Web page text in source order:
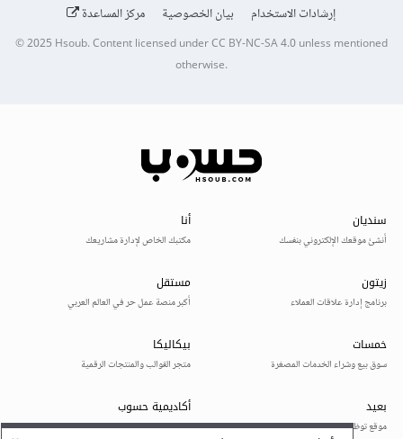
إرشادات الاستخدام
بيان الخصوصية مركز المساعدة
© 2025Hsoub.Content licensed underCC BY-NC-SA 4.0unless mentioned
otherwise.